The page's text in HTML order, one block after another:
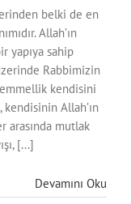
belki de en
Allah’ın
yapıya sahip
Rabbimizin
kendisini
Allah’ın
arasında mutlak
[...]
Devamını Oku